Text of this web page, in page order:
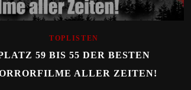
TOPLISTEN
59 BIS 55 DER BESTEN
ALLER ZEITEN!